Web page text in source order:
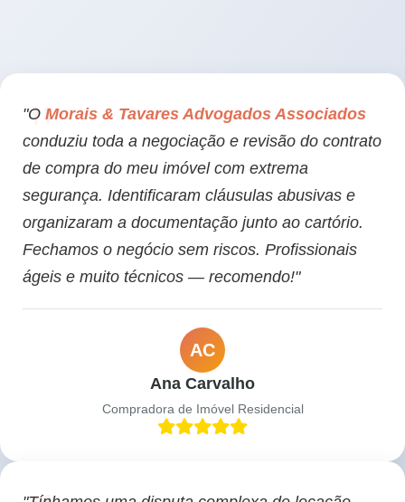
"O Morais & Tavares Advogados Associados
conduziu toda a negociação e revisão do contrato
de compra do meu imóvel com extrema
segurança. Identificaram cláusulas abusivas e
organizaram a documentação junto ao cartório.
Fechamos o negócio sem riscos. Profissionais
ágeis e muito técnicos — recomendo!"
AC
Ana Carvalho
Compradora de Imóvel Residencial